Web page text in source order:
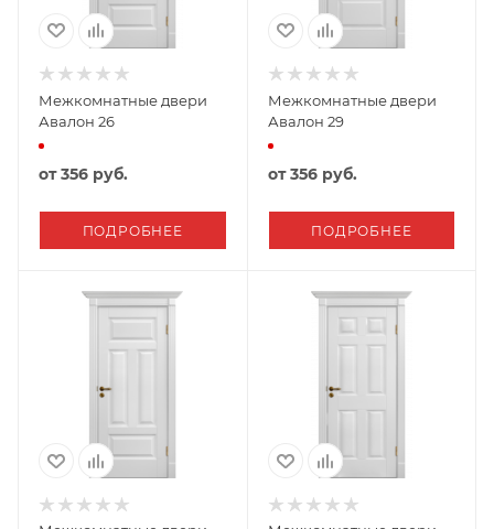
Межкомнатные двери
Авалон 26
от356 руб.
ПОДРОБНЕЕ
Межкомнатные двери
Авалон 29
от356 руб.
ПОДРОБНЕЕ